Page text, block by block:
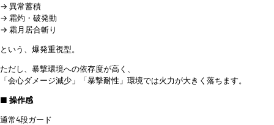
→ 異常蓄積
→ 霜灼・破発動
→ 霜月居合斬り
という、爆発重視型。
ただし、暴撃環境への依存度が高く、
「会心ダメージ減少」「暴撃耐性」環境では火力が大きく落ちます。
■ 操作感
通常4段ガード